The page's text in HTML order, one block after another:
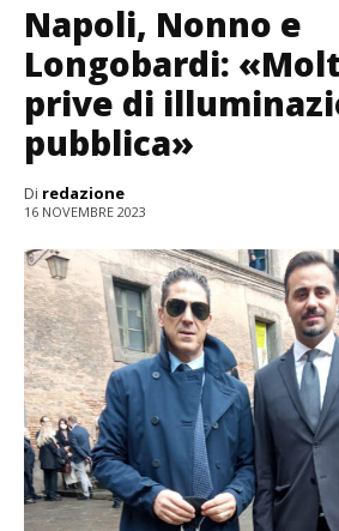
Napoli, Nonno e
Longobardi:
prive di
pubblica»
Di redazione
16 NOVEMBRE 2023